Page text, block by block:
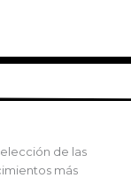
de las
más